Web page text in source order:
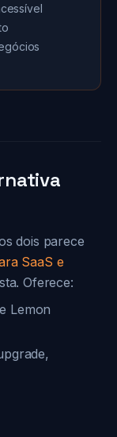
dois parece
SaaS e
Oferece:
Lemon